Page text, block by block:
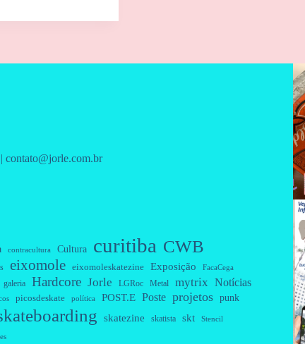
contracultura Cultura curitiba CWB
eixomole eixomoleskatezine Exposição FacaCega
galeria Hardcore Jorle LGRoc Metal mytrix Notícias
picosdeskate política POST.E Poste projetos punk
skatezine skatista skt Stencil